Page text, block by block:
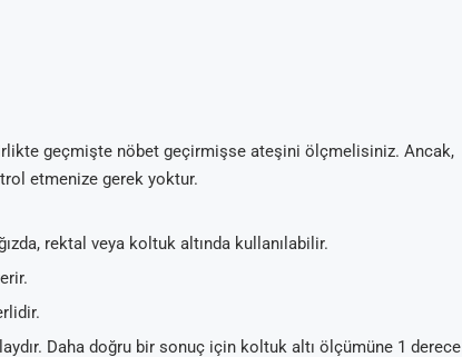
geçmişte nöbet geçirmişse ateşini ölçmelisiniz. Ancak,
etmenize gerek yoktur.
rektal veya koltuk altında kullanılabilir.
Daha doğru bir sonuç için koltuk altı ölçümüne 1 derece